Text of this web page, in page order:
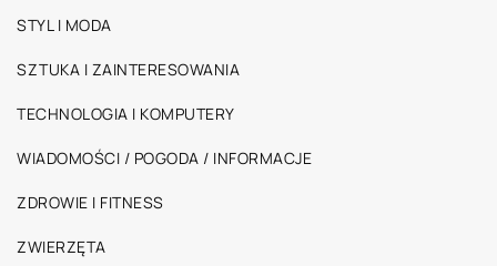
STYL I MODA
SZTUKA I ZAINTERESOWANIA
TECHNOLOGIA I KOMPUTERY
WIADOMOŚCI / POGODA / INFORMACJE
ZDROWIE I FITNESS
ZWIERZĘTA